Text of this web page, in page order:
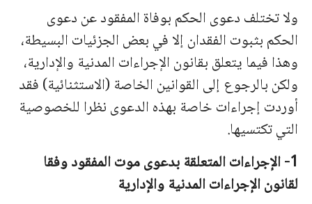
ولا تختلف دعوى الحكم بوفاة المفقود عن دعوى
الحكم بثبوت الفقدان إلا في بعض الجزئيات البسيطة،
وهذا فيما يتعلق بقانون الإجراءات المدنية والإدارية،
ولكن بالرجوع إلى القوانين الخاصة (الاستثنائية) فقد
أوردت إجراءات خاصة بهذه الدعوى نظرا للخصوصية
التي تكتسيها.
1- الإجراءات المتعلقة بدعوى موت المفقود وفقا
لقانون الإجراءات المدنية والإدارية